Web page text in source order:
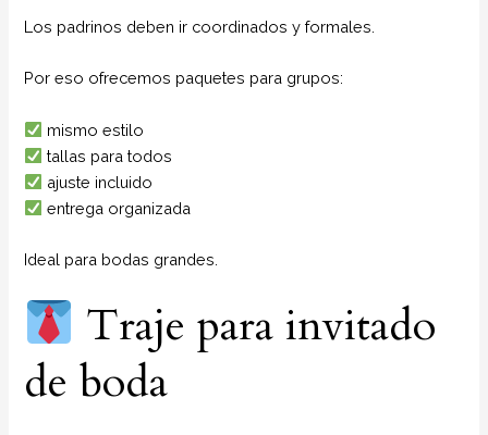
Los padrinos deben ir coordinados y formales.
Por eso ofrecemos paquetes para grupos:
mismo estilo
tallas para todos
ajuste incluido
entrega organizada
Ideal para bodas grandes.
Traje para invitado
de boda